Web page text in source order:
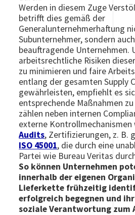
Werden in diesem Zuge
betrifft dies gemäß der
Generalunternehmerhaftung
Subunternehmer, sondern
beauftragende Unternehmen.
arbeitsrechtliche Risiken
zu minimieren und faire
entlang der gesamten Supply
gewährleisten, empfiehlt es
entsprechende Maßnahmen
zählen neben internen
externe Kontrollmechanismen
Audits, Zertifizierungen, z. B.
ISO 45001, die durch eine
Partei wie Bureau Veritas
So können Unternehmen
innerhalb der eigenen
Lieferkette frühzeitig
erfolgreich begegnen und
soziale Verantwortung zum